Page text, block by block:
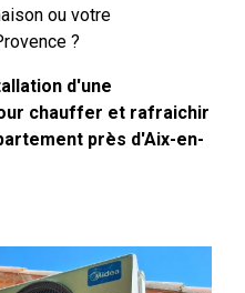
ou votre
?
d'une
chauffer et rafraichir
près d'Aix-en-